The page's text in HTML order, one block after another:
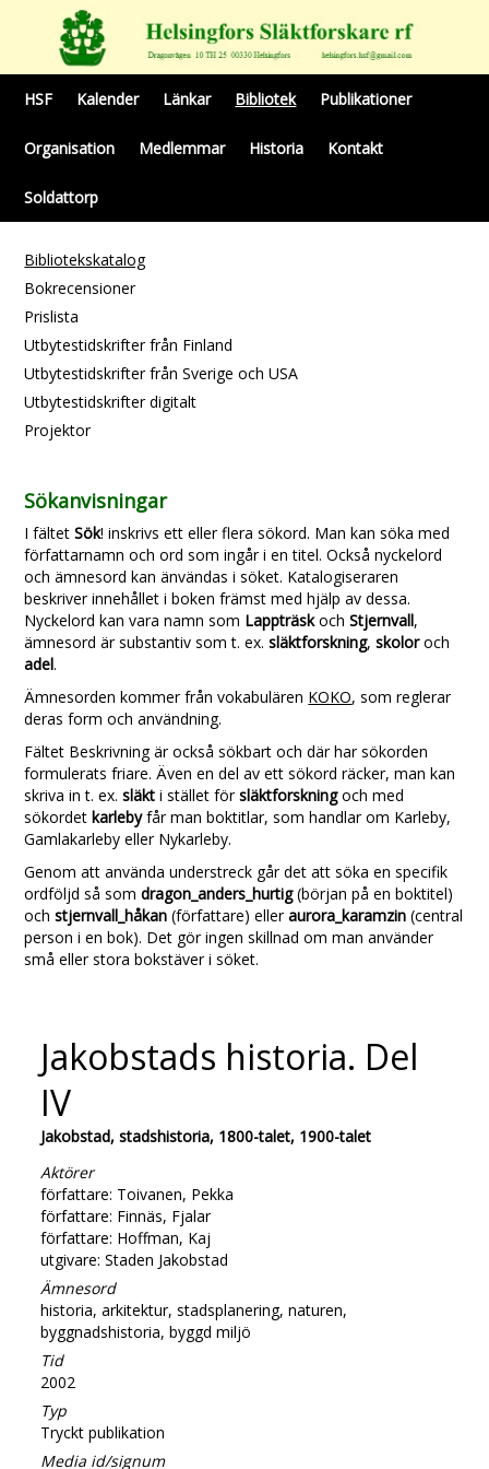
HSF Kalender Länkar Bibliotek Publikationer
Organisation Medlemmar Historia Kontakt
Soldattorp
Bibliotekskatalog
Bokrecensioner
Prislista
Utbytestidskrifter från Finland
Utbytestidskrifter från Sverige och USA
Utbytestidskrifter digitalt
Projektor
Sökanvisningar
I fältetSök! inskrivs ett eller flera sökord. Man kan söka med
författarnamn och ord som ingår i en titel. Också nyckelord
och ämnesord kan änvändas i söket. Katalogiseraren
beskriver innehållet i boken främst med hjälp av dessa.
Nyckelord kan vara namn som LappträskochStjernvall,
ämnesord är substantiv som t. ex.släktforskning,skoloroch
adel.
Ämnesorden kommer från vokabulären KOKO, som reglerar
deras form och användning.
Fältet Beskrivning är också sökbart och där har sökorden
formulerats friare. Även en del av ett sökord räcker, man kan
skriva in t. ex.släkti stället försläktforskningoch med
sökordetkarlebyfår man boktitlar, som handlar om Karleby,
Gamlakarleby eller Nykarleby.
Genom att använda understreck går det att söka en specifik
ordföljd så somdragon_anders_hurtig(början på en boktitel)
ochstjernvall_håkan (författare) elleraurora_karamzin (central
person i en bok). Det gör ingen skillnad om man använder
små eller stora bokstäver i söket.
Jakobstads historia. Del
IV
Jakobstad, stadshistoria, 1800-talet, 1900-talet
Aktörer
författare: Toivanen, Pekka
författare: Finnäs, Fjalar
författare: Hoffman, Kaj
utgivare: Staden Jakobstad
Ämnesord
historia, arkitektur, stadsplanering, naturen,
byggnadshistoria, byggd miljö
Tid
2002
Typ
Tryckt publikation
Media id/signum